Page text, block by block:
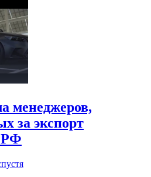
менеджеров,
за экспорт
РФ